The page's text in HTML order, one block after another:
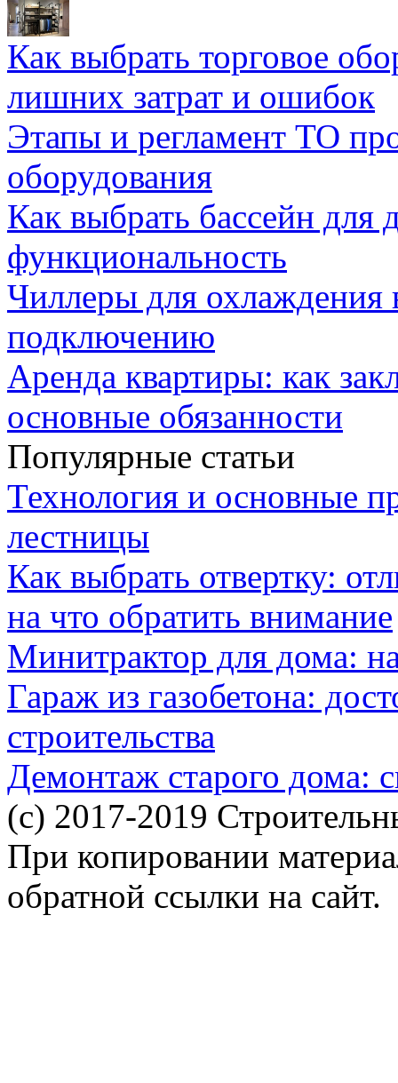
Как выбрать торговое
лишних затрат и ошибок
Этапы и регламент ТО
оборудования
Как выбрать бассейн для
функциональность
Чиллеры для охлаждения
подключению
Аренда квартиры: как
основные обязанности
Популярные статьи
Технология и основные
лестницы
Как выбрать отвертку:
на что обратить внимание
Минитрактор для дома:
Гараж из газобетона:
строительства
Демонтаж старого дома:
(c) 2017-2019
При копировании
обратной ссылки на сайт.